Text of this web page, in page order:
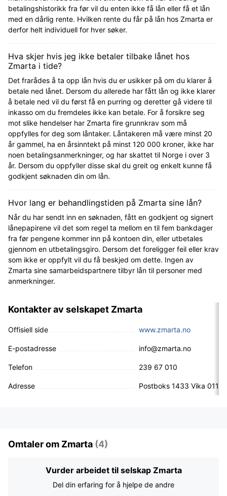
betalingshistorikk fra før vil du enten ikke få lån eller få et lån
med en dårlig rente. Hvilken rente du får på lån hos Zmarta er
derfor helt individuell for hver søker.
Hva skjer hvis jeg ikke betaler tilbake lånet hos
Zmarta i tide?
Det frarådes å ta opp lån hvis du er usikker på om du klarer å
betale ned lånet. Dersom du allerede har fått lån og ikke klarer
å betale ned vil du først få en purring og deretter gå videre til
inkasso om du fremdeles ikke kan betale. For å forsikre seg
mot slike hendelser har Zmarta fire grunnkrav som må
oppfylles for deg som låntaker. Låntakeren må være minst 20
år gammel, ha en årsinntekt på minst 120 000 kroner, ikke har
noen betalingsanmerkninger, og har skattet til Norge i over 3
år. Dersom du oppfyller disse skal du greit og enkelt kunne få
godkjent søknaden din om lån.
Hvor lang er behandlingstiden på Zmarta sine lån?
Når du har sendt inn en søknaden, fått en godkjent og signert
lånepapirene vil det som regel ta mellom en til fem bankdager
fra før pengene kommer inn på kontoen din, eller utbetales
gjennom en utbetalingsgiro. Dersom det foreligger feil eller krav
som ikke er oppfylt vil du få beskjed om dette. Ingen av
Zmarta sine samarbeidspartnere tilbyr lån til personer med
anmerkninger.
Kontakter av selskapet Zmarta
Offisiell side www.zmarta.no
E-postadresse info@zmarta.no
Telefon 239 67 010
Adresse Postboks 1433 Vika 0115
Omtaler om Zmarta (4)
Vurder arbeidet til selskap Zmarta
Del din erfaring for å hjelpe de andre